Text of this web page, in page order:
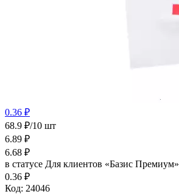
0.36 ₽
68.9 ₽/10 шт
6.89 ₽
6.68 ₽
в статусе Для клиентов «Базис Премиум»
0.36 ₽
Код: 24046